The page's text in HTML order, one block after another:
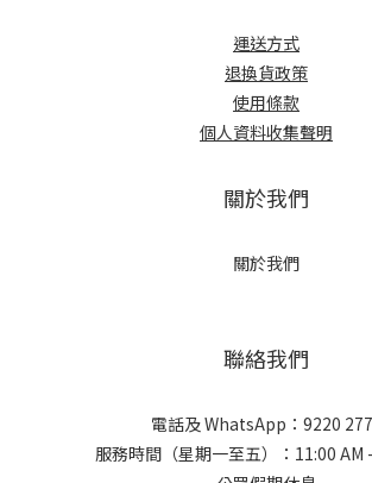
運送方式
退換貨政策
使用條款
個人資料收集聲明
關於我們
關於我們
聯絡我們
電話及 WhatsApp：9220
服務時間（星期一至五）：11:00 AM